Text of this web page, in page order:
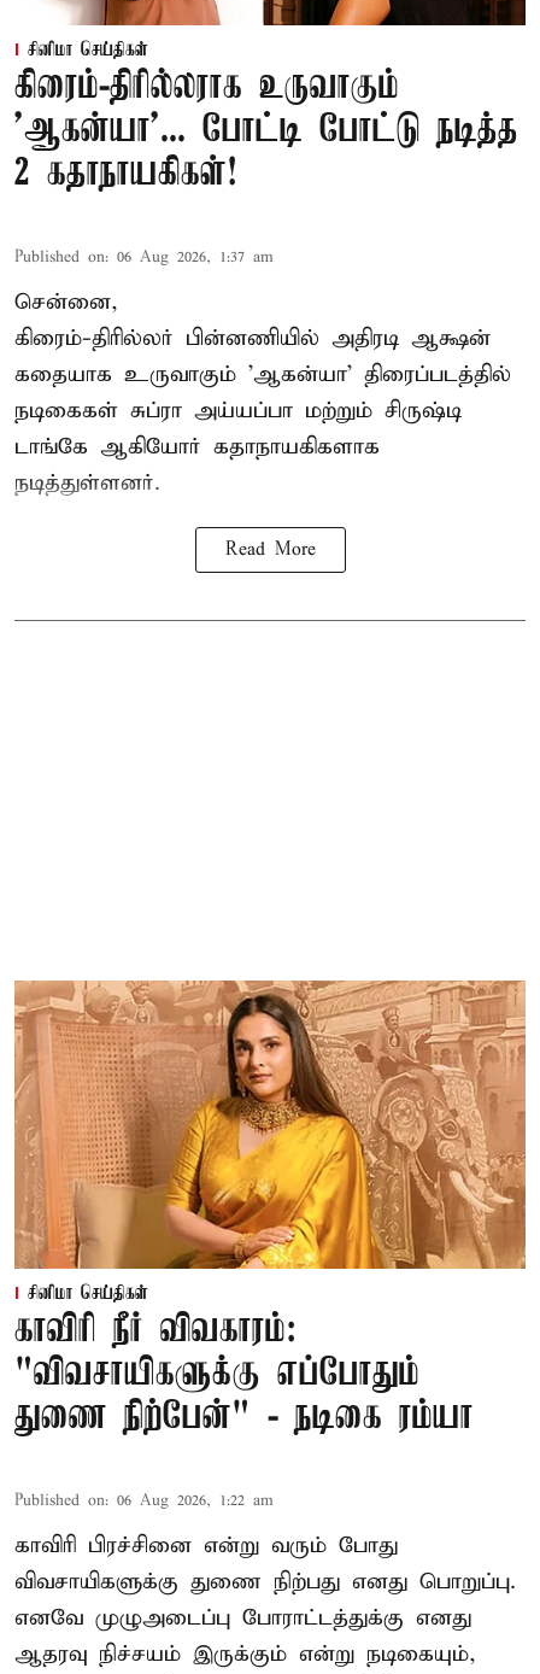
சினிமா செய்திகள்
கிரைம்-திரில்லராக உருவாகும்
'ஆகன்யா'... போட்டி போட்டு நடித்த
2 கதாநாயகிகள்!
Published on: 06 Aug 2026, 1:37 am
சென்னை,
கிரைம்-திரில்லர் பின்னணியில் அதிரடி ஆக்ஷன்
கதையாக உருவாகும் 'ஆகன்யா' திரைப்படத்தில்
நடிகைகள் சுப்ரா அய்யப்பா மற்றும் சிருஷ்டி
டாங்கே ஆகியோர் கதாநாயகிகளாக
நடித்துள்ளனர்.
Read More
சினிமா செய்திகள்
காவிரி நீர் விவகாரம்:
"விவசாயிகளுக்கு எப்போதும்
துணை நிற்பேன்" - நடிகை ரம்யா
Published on: 06 Aug 2026, 1:22 am
காவிரி பிரச்சினை என்று வரும் போது
விவசாயிகளுக்கு துணை நிற்பது எனது பொறுப்பு.
எனவே முழுஅடைப்பு போராட்டத்துக்கு எனது
ஆதரவு நிச்சயம் இருக்கும் என்று நடிகையும்,